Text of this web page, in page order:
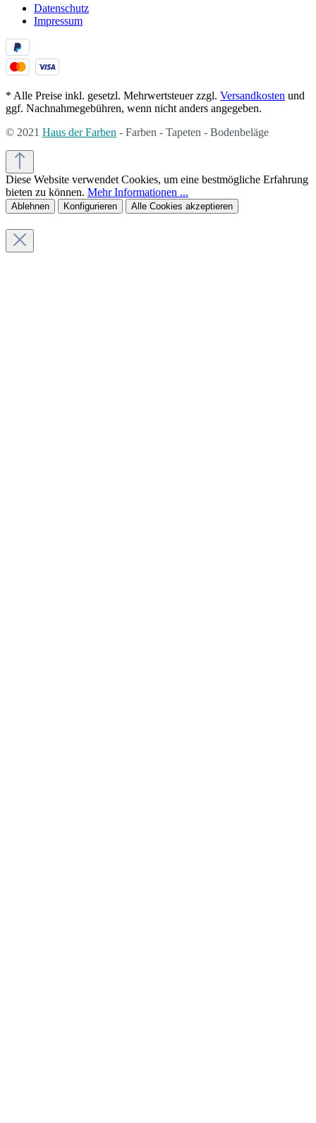
Datenschutz
Impressum
* Alle Preise inkl. gesetzl. Mehrwertsteuer zzgl. Versandkosten und
ggf. Nachnahmegebühren, wenn nicht anders angegeben.
© 2021 Haus der Farben - Farben - Tapeten - Bodenbeläge
Diese Website verwendet Cookies, um eine bestmögliche Erfahrung
bieten zu können. Mehr Informationen ...
Ablehnen Konfigurieren Alle Cookies akzeptieren